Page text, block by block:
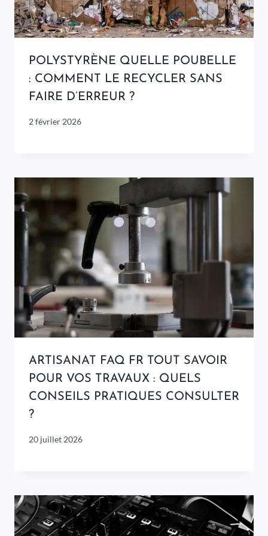
POLYSTYRÈNE QUELLE POUBELLE
: COMMENT LE RECYCLER SANS
FAIRE D’ERREUR ?
2 février 2026
ARTISANAT FAQ FR TOUT SAVOIR
POUR VOS TRAVAUX : QUELS
CONSEILS PRATIQUES CONSULTER
?
20 juillet 2026